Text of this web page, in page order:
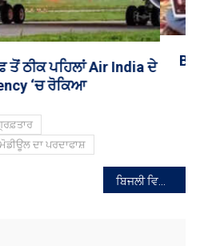
ਪ੍ਰਧਾਨ ਤੋਂ ਨਾਰਾਜ਼, ਕੀਤਾ
ਦਾ ਪਰਦਾਫਾਸ਼